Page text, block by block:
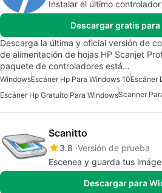
Instalar el último
Descargar gratis
Descarga la última y oficial versión de
de alimentación de hojas HP Scanjet
paquete de controladores está…
WindowsEscáner Hp Para Windows 10Escáner
Escáner Hp Gratuito Para WindowsScanner
Scanitto
3.8 Versión de prueba
Escenea y guarda tus
Descargar para